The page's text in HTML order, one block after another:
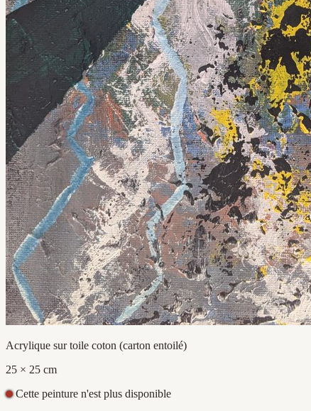
Acrylique sur toile coton (carton entoilé)
25 × 25 cm
Cette peinture n'est plus disponible